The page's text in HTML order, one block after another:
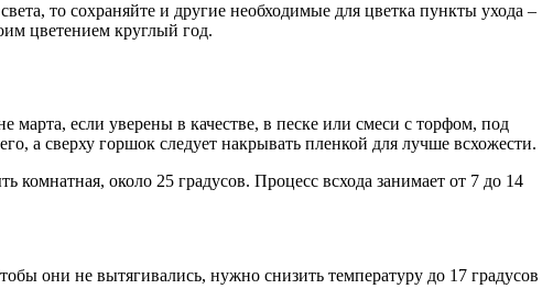
то сохраняйте и другие необходимые для цветка пункты ухода –
цветением круглый год.
марта, если уверены в качестве, в песке или смеси с торфом, под
а сверху горшок следует накрывать пленкой для лучше всхожести.
около 25 градусов. Процесс всхода занимает от 7 до 14
они не вытягивались, нужно снизить температуру до 17 градусов